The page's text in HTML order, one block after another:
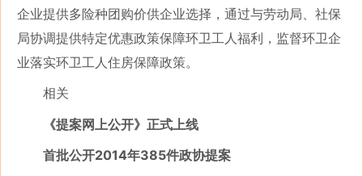
企业提供多险种团购价供企业选择，通过与劳动局、社保
局协调提供特定优惠政策保障环卫工人福利，监督环卫企
业落实环卫工人住房保障政策。
相关
《提案网上公开》正式上线
首批公开2014年385件政协提案